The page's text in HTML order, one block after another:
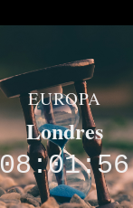
EUROPA
Londres
08:01:56